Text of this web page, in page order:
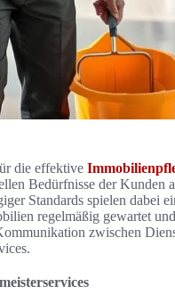
die effektive
Bedürfnisse der Kunden
Standards spielen dabei
regelmäßig gewartet
zwischen